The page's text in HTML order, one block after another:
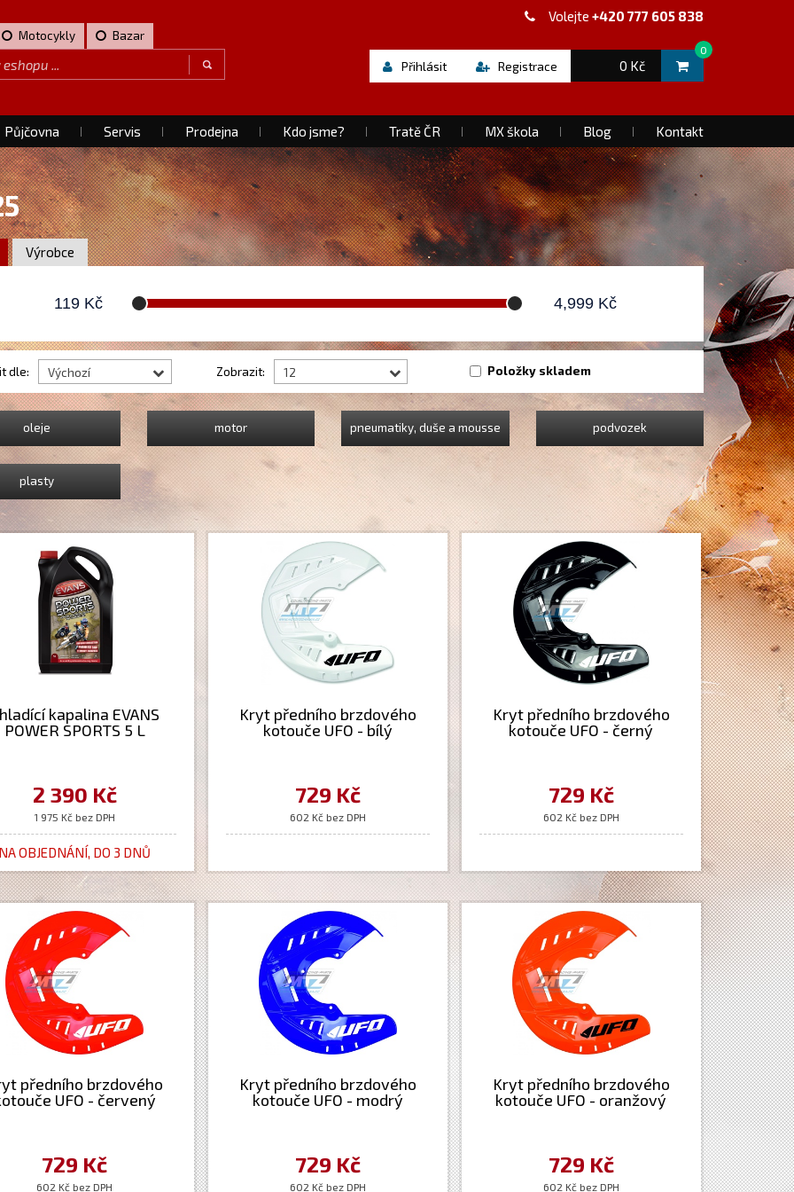
Volejte +420 777 605 838
Motocykly Bazar
0 Kč
0
Přihlásit Registrace
Půjčovna Servis Prodejna Kdo jsme? Tratě ČR MX škola Blog Kontakt
Výrobce
119 Kč 4,999Kč
dle: Výchozí Zobrazit: 12 Položky skladem
oleje motor pneumatiky, duše a mousse podvozek
plasty
kapalina EVANS
POWER SPORTS 5 L
2 390 Kč
1 975 Kč bez DPH
OBJEDNÁNÍ, DO 3 DNŮ
Kryt předního brzdového
kotouče UFO - bílý
729 Kč
602 Kč bez DPH
Kryt předního brzdového
kotouče UFO - černý
729 Kč
602 Kč bez DPH
předního brzdového
UFO - červený
729 Kč
602 Kč bez DPH
Kryt předního brzdového
kotouče UFO - modrý
729 Kč
602 Kč bez DPH
Kryt předního brzdového
kotouče UFO - oranžový
729 Kč
602 Kč bez DPH